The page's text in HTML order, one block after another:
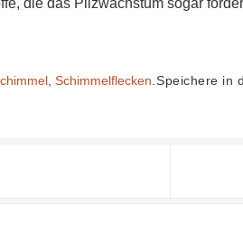
Schimmelflecken Speichere in